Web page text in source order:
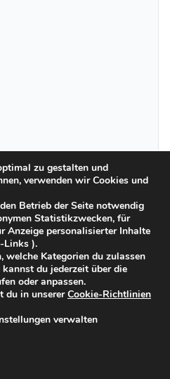
aufgeben
inserierenModerationsrichtlinien
zu gestalten und
verwenden wir Cookies und
Betrieb der Seite notwendig
Statistikzwecken, für
Anzeige personalisierter Inhalte
Links ).
welche Kategorien du zulassen
du jederzeit über die
oder anpassen.
du in unsererCookie-Richtlinien
verwalten